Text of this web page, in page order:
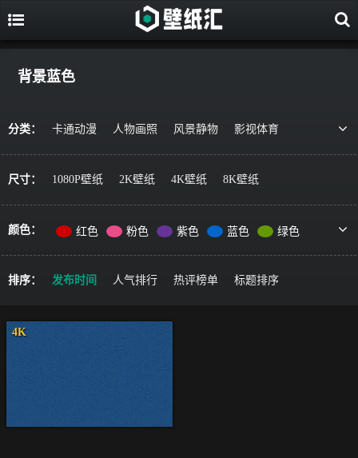
背景蓝色
分类： 卡通动漫 人物画照 风景静物
影视体育
艺术绘画
宇宙星空 军事科技
简约主义
尺寸： 1080P壁纸 2K壁纸 4K壁纸 8K壁纸
颜色： 红色 粉色 紫色 蓝色
绿色
黄色
橙色 棕色 灰色
黑色
彩色
排序： 发布时间 人气排行 热评榜单 标题排序
4K